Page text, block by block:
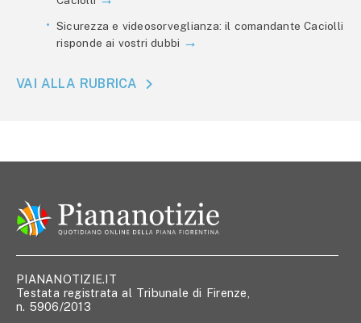
Sicurezza e videosorveglianza: il comandante Caciolli
risponde ai vostri dubbi
VAI ALLA RUBRICA
PIANANOTIZIE.IT
Testata registrata al Tribunale di Firenze,
n. 5906/2013